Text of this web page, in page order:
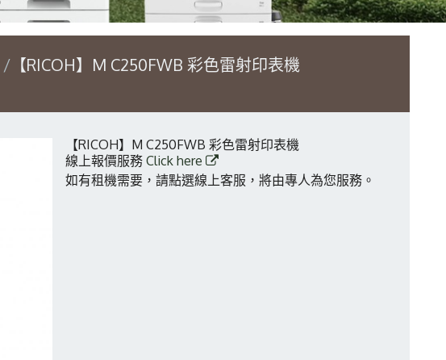
【RICOH】M C250FWB 彩色雷射印表機
【RICOH】M C250FWB 彩色雷射印表機
線上報價服務 Click here
如有租機需要，請點選線上客服，將由專人為您服務。